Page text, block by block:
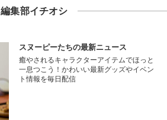
編集部イチオシ
スヌーピーたちの最新ニュース
癒やされるキャラクターアイテムでほっと
一息つこう！かわいい最新グッズやイベン
ト情報を毎日配信